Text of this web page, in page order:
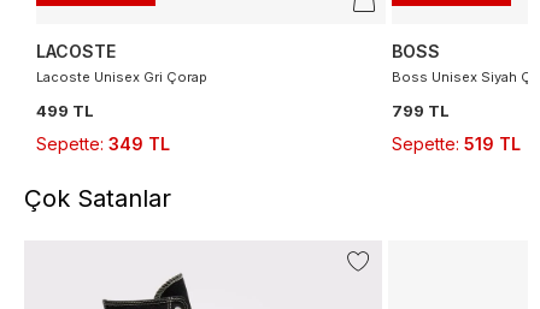
LACOSTE
Lacoste Unisex Gri Çorap
499 TL
Sepette: 349 TL
BOSS
Boss Unisex Siyah
799 TL
Sepette: 519 TL
Çok Satanlar